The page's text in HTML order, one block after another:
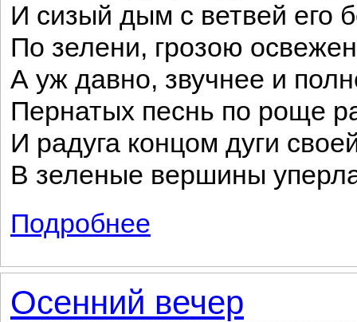
И сизый дым с ветвей его
По зелени, грозою
А уж давно, звучнее и
Пернатых песнь по роще
И радуга концом дуги
В зеленые вершины
Подробнее
Осенний вечер